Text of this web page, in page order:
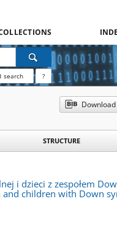
search ?
STRUCTURE
i dzieci z zespołem
children with Down